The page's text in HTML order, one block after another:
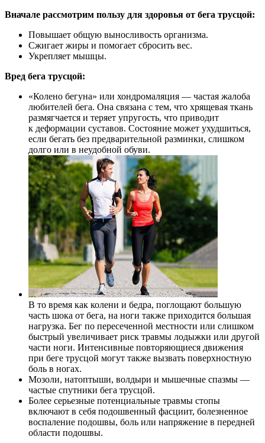
Вначале рассмотрим пользу для здоровья от бега трусцой:
Повышает общую выносливость организма.
Сжигает жиры и помогает сбросить вес.
Укрепляет мышцы.
Вред бега трусцой:
«Колено бегуна» или хондромаляция — частая жалоба
любителей бега. Она связана с тем, что хрящевая ткань
размягчается и теряет упругость, что приводит
к деформации суставов. Состояние может ухудшиться,
если бегать без предварительной разминки, слишком
долго или в неудобной обуви.
В то время как колени и бедра, поглощают большую
часть шока от бега, на ноги также приходится большая
нагрузка. Бег по пересеченной местности или слишком
быстрый увеличивает риск травмы лодыжки или другой
части ноги. Интенсивные повторяющиеся движения
при беге трусцой могут также вызвать поверхностную
боль в ногах.
Мозоли, натоптыши, волдыри и мышечные спазмы —
частые спутники бега трусцой.
Более серьезные потенциальные травмы стопы
включают в себя подошвенный фасциит, болезненное
воспаление подошвы, боль или напряжение в передней
области подошвы.